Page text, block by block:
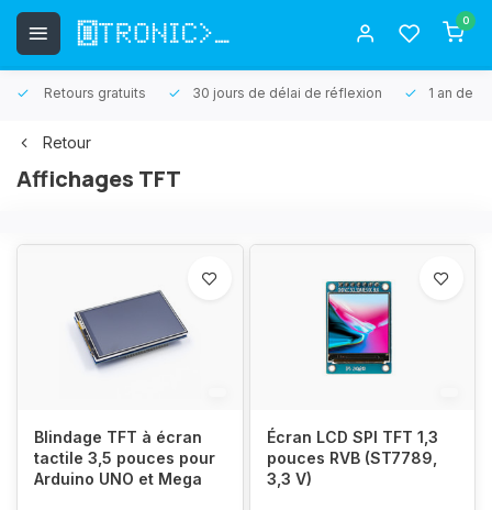
0
Retours gratuits 30 jours de délai de réflexion 1 an de
Retour
Affichages TFT
Blindage TFT à écran
tactile 3,5 pouces pour
Arduino UNO et Mega
Écran LCD SPI TFT 1,3
pouces RVB (ST7789,
3,3 V)